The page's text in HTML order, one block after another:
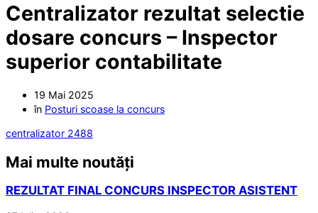
Centralizator rezultat selectie
dosare concurs – Inspector
superior contabilitate
19 Mai 2025
în Posturi scoase la concurs
centralizator 2488
Mai multe noutăți
REZULTAT FINAL CONCURS INSPECTOR ASISTENT